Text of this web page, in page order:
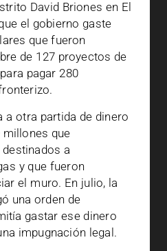
David Briones en El
el gobierno gaste
que fueron
de 127 proyectos de
pagar 280
a otra partida de dinero
millones que
a
y que fueron
el muro. En julio, la
una orden de
gastar ese dinero
impugnación legal.